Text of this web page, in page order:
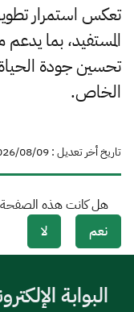
تعكس استمرار
تحسين جودة الحياة
الخاص.
تاريخ أخر تعديل : 09‏/08‏/2026 - 10:29 ص بتوقيت السعودية
هل كانت هذه
نعم
لا
البوابة